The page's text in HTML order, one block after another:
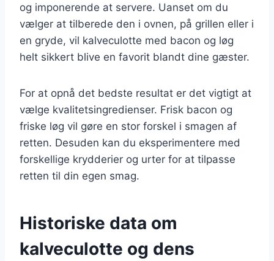
og imponerende at servere. Uanset om du
vælger at tilberede den i ovnen, på grillen eller i
en gryde, vil kalveculotte med bacon og løg
helt sikkert blive en favorit blandt dine gæster.
For at opnå det bedste resultat er det vigtigt at
vælge kvalitetsingredienser. Frisk bacon og
friske løg vil gøre en stor forskel i smagen af
retten. Desuden kan du eksperimentere med
forskellige krydderier og urter for at tilpasse
retten til din egen smag.
Historiske data om
kalveculotte og dens